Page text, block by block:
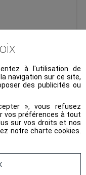
à l'utilisation de
navigation sur ce site,
des publicités ou
», vous refusez
vos préférences à tout
sur vos droits et nos
notre charte cookies